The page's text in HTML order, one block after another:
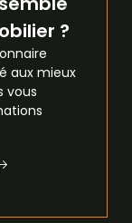
?
aux mieux
vous